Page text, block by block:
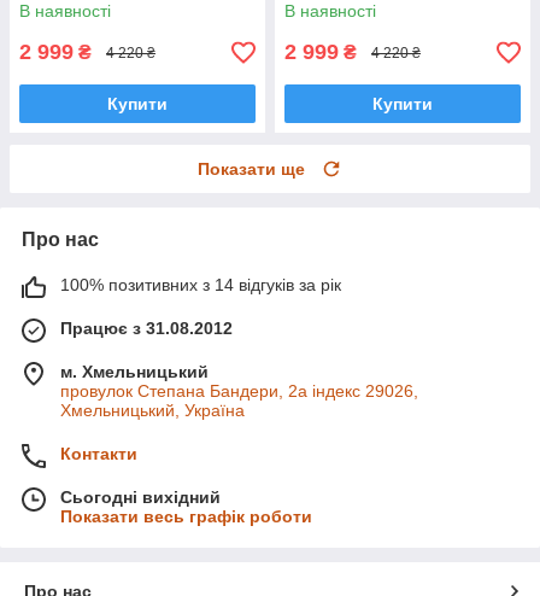
В наявності
2 999 ₴ 4 220 ₴
Купити
В наявності
2 999 ₴ 4 220 ₴
Купити
Показати ще
Про нас
100% позитивних з 14 відгуків за рік
Працює з 31.08.2012
м. Хмельницький
провулок Степана Бандери, 2a індекс 29026,
Хмельницький, Україна
Контакти
Сьогодні вихідний
Показати весь графік роботи
Про нас